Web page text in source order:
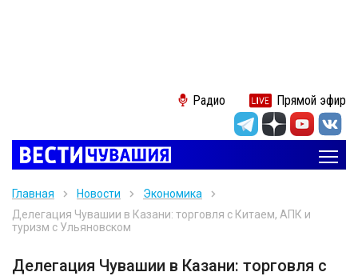
Радио Прямой эфир
Главная Новости
Экономика
Делегация Чувашии в Казани: торговля с Китаем, АПК и
туризм с Ульяновском
Делегация Чувашии в Казани: торговля с